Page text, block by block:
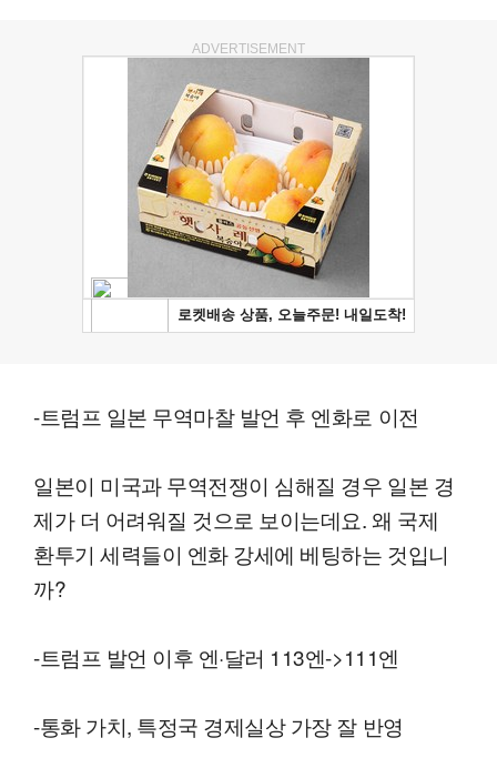
ADVERTISEMENT
-트럼프 일본 무역마찰 발언 후 엔화로 이전
일본이 미국과 무역전쟁이 심해질 경우 일본 경
제가 더 어려워질 것으로 보이는데요. 왜 국제
환투기 세력들이 엔화 강세에 베팅하는 것입니
까?
-트럼프 발언 이후 엔·달러 113엔->111엔
-통화 가치, 특정국 경제실상 가장 잘 반영